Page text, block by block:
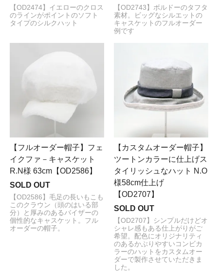
【OD2474】イエローのクロス
のラインがポイントのソフト
タイプのシルクハット
【OD2743】ボルドーのタフタ
素材。ビッグなシルエットの
キャスケットのフルオーダー
例です
【フルオーダー帽子】フェ
イクファ－キャスケット
R.N様 63cm【OD2586】
SOLD OUT
【OD2586】毛足の長いもこも
このクラウン（頭のはいる部
分）と厚みのあるバイザーの
個性的なキャスケット。フル
オーダーの帽子。
【カスタムオーダー帽子】
ツートンカラーに仕上げス
タイリッシュなハット N.O
様58cm仕上げ
【OD2707】
SOLD OUT
【OD2707】シンプルだけどオ
シャレ感もある仕上がりがご
希望。配色にオリジナリティ
のあるかぶりやすいコンビカ
ラーのハットをカスタムオー
ダーで製作させていただきま
した。